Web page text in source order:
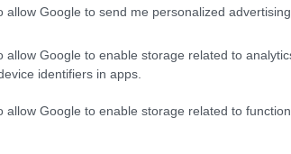
allow Google to send me personalized advertising.
allow Google to enable storage related to
identifiers in apps.
allow Google to enable storage related to
Ternyák Csaba tünetmentes.
hogy az egyházmegye
került, a mai naptól az Érseki